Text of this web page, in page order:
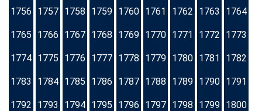
1756 1757 1758 1759 1760 1761 1762 1763 1764
1765 1766 1767 1768 1769 1770 1771 1772 1773
1774 1775 1776 1777 1778 1779 1780 1781 1782
1783 1784 1785 1786 1787 1788 1789 1790 1791
1792 1793 1794 1795 1796 1797 1798 1799 1800